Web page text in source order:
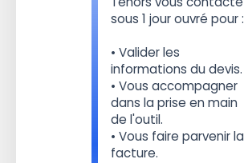
sous 1 jour ouvré pour :
• Valider les
informations du devis.
• Vous accompagner
dans la prise en main
de l'outil.
• Vous faire parvenir la
facture.